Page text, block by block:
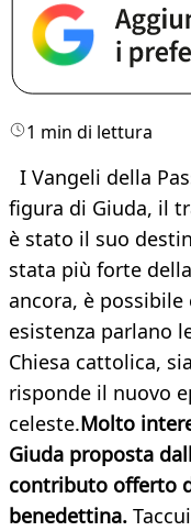
1 min di lettura
I Vangeli della
figura di Giuda, il
è stato il suo
stata più forte
ancora, è possibile
esistenza parlano
Chiesa cattolica,
risponde il nuovo
celeste.Molto
Giuda proposta
contributo offerto
benedettina.